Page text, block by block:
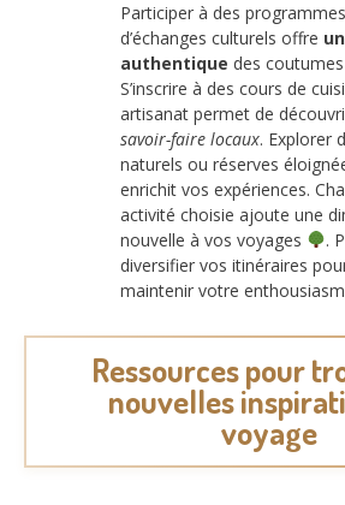
Participer à des programmes
d’échanges culturels offre
authentique des
S’inscrire à des cours de
artisanat permet de
savoir-faire locaux. Explorer
naturels ou réserves
enrichit vos expériences.
activité choisie ajoute une
nouvelle à vos voyages
.
diversifier vos itinéraires
maintenir votre
Ressources pour
nouvelles
voyage